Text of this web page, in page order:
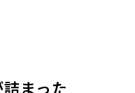
まった